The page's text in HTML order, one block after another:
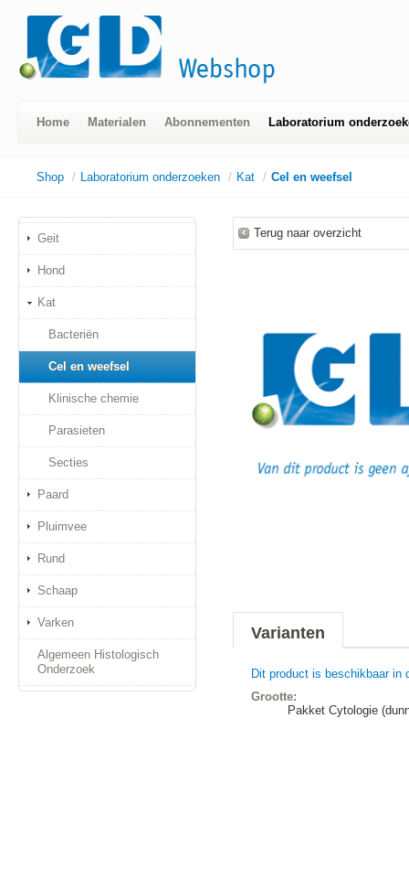
Home Materialen Abonnementen Laboratorium
Shop / Laboratorium onderzoeken / Kat / Cel en weefsel
Geit
Hond
Kat
Bacteriën
Cel en weefsel
Klinische chemie
Parasieten
Secties
Paard
Pluimvee
Rund
Schaap
Varken
Algemeen Histologisch
Onderzoek
Terug naar overzicht
Varianten
Dit product is beschikbaar in
Grootte:
Pakket Cytologie